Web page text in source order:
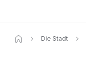
Die Stadt